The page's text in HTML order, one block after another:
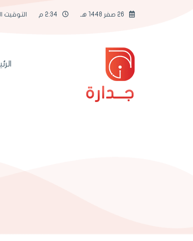
التوقيت
جــدارة